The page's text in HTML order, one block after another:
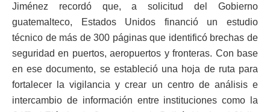
Jiménez recordó que, a solicitud del Gobierno
guatemalteco, Estados Unidos financió un estudio
técnico de más de 300 páginas que identificó brechas de
seguridad en puertos, aeropuertos y fronteras. Con base
en ese documento, se estableció una hoja de ruta para
fortalecer la vigilancia y crear un centro de análisis e
intercambio de información entre instituciones como la